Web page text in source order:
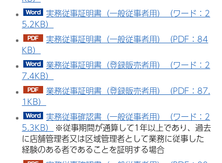
実務従事証明書（一般従事者用）（ワード：2
5.2KB）
実務従事証明書（一般従事者用）（PDF：84
KB）
業務従事証明書（登録販売者用）（ワード：2
7.4KB）
業務従事証明書（登録販売者用）（PDF：87.
1KB）
実務従事確認書（一般従事者用）（ワード：2
5.3KB）
※従事期間が通算して1年以上であり、過去
に店舗管理者又は区域管理者として業務に従事した
経験のある者であることを証明する場合